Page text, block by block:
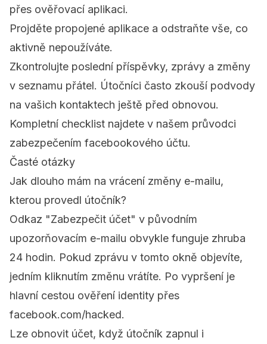
přes ověřovací aplikaci.
Projděte propojené aplikace a odstraňte vše, co
aktivně nepoužíváte.
Zkontrolujte poslední příspěvky, zprávy a změny
v seznamu přátel. Útočníci často zkouší podvody
na vašich kontaktech ještě před obnovou.
Kompletní checklist najdete v našem průvodci
zabezpečením facebookového účtu.
Časté otázky
Jak dlouho mám na vrácení změny e-mailu,
kterou provedl útočník?
Odkaz "Zabezpečit účet" v původním
upozorňovacím e-mailu obvykle funguje zhruba
24 hodin. Pokud zprávu v tomto okně objevíte,
jedním kliknutím změnu vrátíte. Po vypršení je
hlavní cestou ověření identity přes
facebook.com/hacked.
Lze obnovit účet, když útočník zapnul i